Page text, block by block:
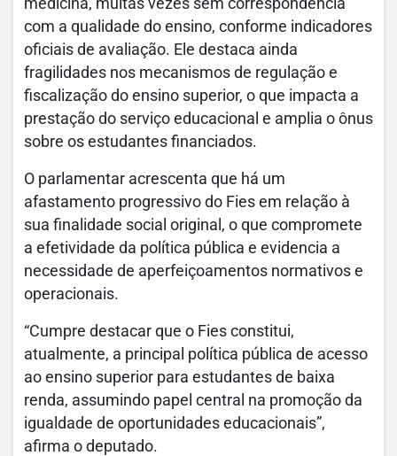
com a qualidade do ensino, conforme indicadores
oficiais de avaliação. Ele destaca ainda
fragilidades nos mecanismos de regulação e
fiscalização do ensino superior, o que impacta a
prestação do serviço educacional e amplia o ônus
sobre os estudantes financiados.
O parlamentar acrescenta que há um
afastamento progressivo do Fies em relação à
sua finalidade social original, o que compromete
a efetividade da política pública e evidencia a
necessidade de aperfeiçoamentos normativos e
operacionais.
“Cumpre destacar que o Fies constitui,
atualmente, a principal política pública de acesso
ao ensino superior para estudantes de baixa
renda, assumindo papel central na promoção da
igualdade de oportunidades educacionais”,
afirma o deputado.